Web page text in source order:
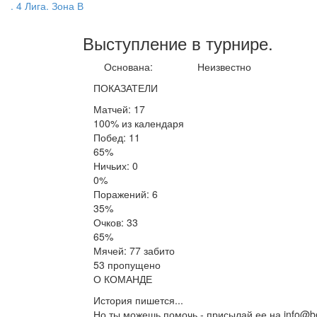
. 4 Лига. Зона В
Выступление в турнире.
Основана:
Неизвестно
ПОКАЗАТЕЛИ
Матчей: 17
100% из календаря
Побед: 11
65%
Ничьих: 0
0%
Поражений: 6
35%
Очков: 33
65%
Мячей: 77 забито
53 пропущено
О КОМАНДЕ
История пишется...